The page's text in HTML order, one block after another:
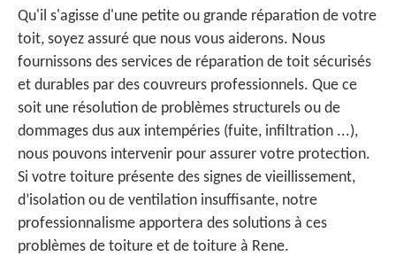
Qu'il s'agisse d'une petite ou grande réparation de votre
toit, soyez assuré que nous vous aiderons. Nous
fournissons des services de réparation de toit sécurisés
et durables par des couvreurs professionnels. Que ce
soit une résolution de problèmes structurels ou de
dommages dus aux intempéries (fuite, infiltration ...),
nous pouvons intervenir pour assurer votre protection.
Si votre toiture présente des signes de vieillissement,
d’isolation ou de ventilation insuffisante, notre
professionnalisme apportera des solutions à ces
problèmes de toiture et de toiture à Rene.